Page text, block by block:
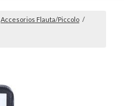
Accesorios Flauta/Piccolo /